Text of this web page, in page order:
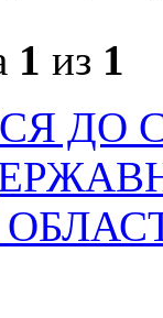
1 из 1
ДО